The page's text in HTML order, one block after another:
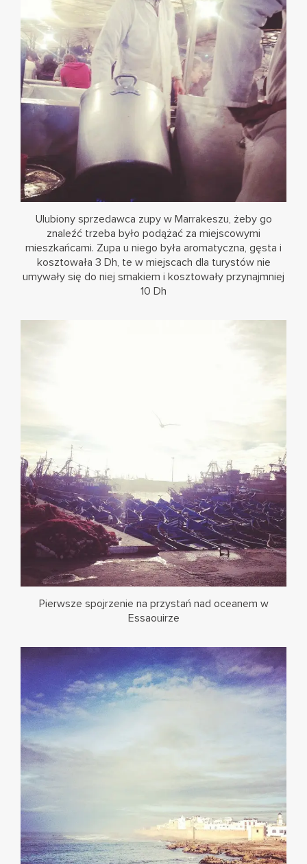
Ulubiony sprzedawca zupy w Marrakeszu, żeby go
znaleźć trzeba było podążać za miejscowymi
mieszkańcami. Zupa u niego była aromatyczna, gęsta i
kosztowała 3 Dh, te w miejscach dla turystów nie
umywały się do niej smakiem i kosztowały przynajmniej
10 Dh
Pierwsze spojrzenie na przystań nad oceanem w
Essaouirze